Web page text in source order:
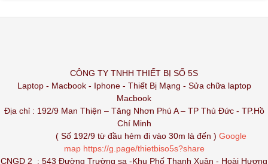
CÔNG TY TNHH THIẾT BỊ SỐ 5S
Laptop - Macbook - Iphone - Thiết Bị Mạng - Sửa chữa laptop
Macbook
Địa chỉ : 192/9 Man Thiện – Tăng Nhơn Phú A – TP Thủ Đức - TP.Hồ
Chí Minh
( Số 192/9 từ đầu hẻm đi vào 30m là đến ) Google
map https://g.page/thietbiso5s?share
CNGD 2 : 543 Đường Trường sa -Khu Phố Thạnh Xuân - Hoài Hương